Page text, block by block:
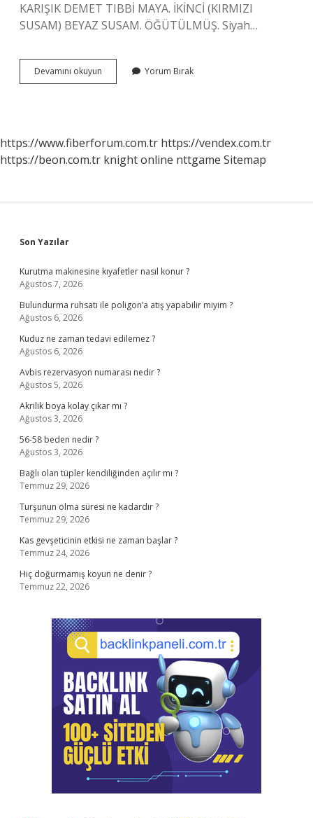
KARIŞIK DEMET TIBBİ MAYA. İKİNCİ (KIRMIZI
SUSAM) BEYAZ SUSAM. ÖĞÜTÜLMÜŞ. Siyah…
Devamını okuyun
Çöreği
Yorum Bırak
https://www.fiberforum.com.tr https://vendex.com.tr
https://beon.com.tr knight online nttgame Sitemap
Sidebar
Son Yazılar
Kurutma makinesine kıyafetler nasıl konur ?
Ağustos 7, 2026
Bulundurma ruhsatı ile poligon’a atış yapabilir miyim ?
Ağustos 6, 2026
Kuduz ne zaman tedavi edilemez ?
Ağustos 6, 2026
Avbis rezervasyon numarası nedir ?
Ağustos 5, 2026
Akrilik boya kolay çıkar mı ?
Ağustos 3, 2026
56-58 beden nedir ?
Ağustos 3, 2026
Bağlı olan tüpler kendiliğinden açılır mı ?
Temmuz 29, 2026
Turşunun olma süresi ne kadardır ?
Temmuz 29, 2026
Kas gevşeticinin etkisi ne zaman başlar ?
Temmuz 24, 2026
Hiç doğurmamış koyun ne denir ?
Temmuz 22, 2026